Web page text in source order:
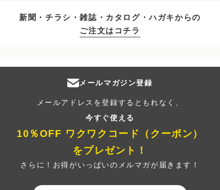
新聞・チラシ・雑誌・カタログ・ハガキからの
ご注文はコチラ
メールマガジン登録
メールアドレスを登録するともれなく、
今すぐ使える
10％OFF ワクワクコード（クーポン）
をプレゼント！
さらに！お得がいっぱいのメルマガが届きます！